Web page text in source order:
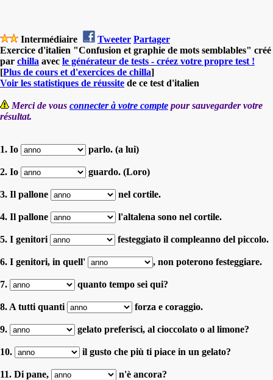
Intermédiaire Tweeter Partager
Exercice d'italien "Confusion et graphie de mots semblables" créé
par chilla avec le générateur de tests - créez votre propre test !
[Plus de cours et d'exercices de chilla]
Voir les statistiques de réussite de ce test d'italien
Merci de vous connecter à votre compte pour sauvegarder votre
résultat.
1. Io parlo. (a lui)
2. Io guardo. (Loro)
3. Il pallone nel cortile.
4. Il pallone l'altalena sono nel cortile.
5. I genitori festeggiato il compleanno del piccolo.
6. I genitori, in quell' , non poterono festeggiare.
7. quanto tempo sei qui?
8. A tutti quanti forza e coraggio.
9. gelato preferisci, al cioccolato o al limone?
10. il gusto che più ti piace in un gelato?
11. Di pane, n'è ancora?